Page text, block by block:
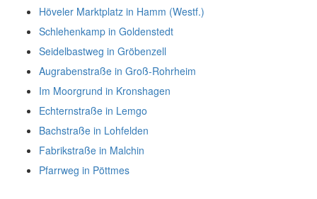
Höveler Marktplatz in Hamm (Westf.)
Schlehenkamp in Goldenstedt
Seidelbastweg in Gröbenzell
Augrabenstraße in Groß-Rohrheim
Im Moorgrund in Kronshagen
Echternstraße in Lemgo
Bachstraße in Lohfelden
Fabrikstraße in Malchin
Pfarrweg in Pöttmes